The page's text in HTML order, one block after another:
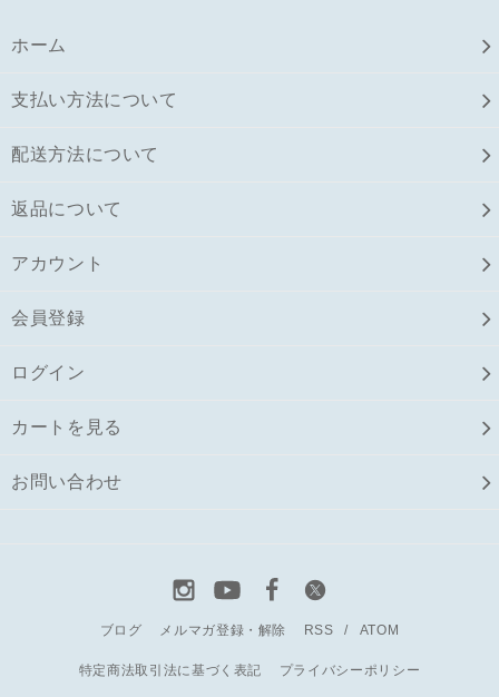
ホーム
支払い方法について
配送方法について
返品について
アカウント
会員登録
ログイン
カートを見る
お問い合わせ
ブログ メルマガ登録・解除 RSS / ATOM
特定商法取引法に基づく表記 プライバシーポリシー